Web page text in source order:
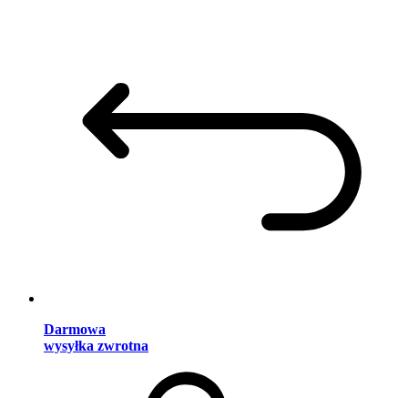
Darmowa
wysyłka zwrotna